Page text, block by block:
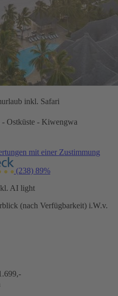
inkl. Safari
- Ostküste - Kiwengwa
mit einer Zustimmung
(238) 89%
AI light
(nach Verfügbarkeit) i.W.v.